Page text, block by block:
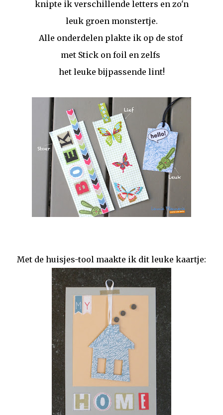
knipte ik verschillende letters en zo'n
leuk groen monstertje.
Alle onderdelen plakte ik op de stof
met Stick on foil en zelfs
het leuke bijpassende lint!
Met de huisjes-tool maakte ik dit leuke kaartje: